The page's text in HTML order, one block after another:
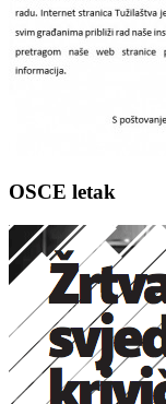
OSCE letak